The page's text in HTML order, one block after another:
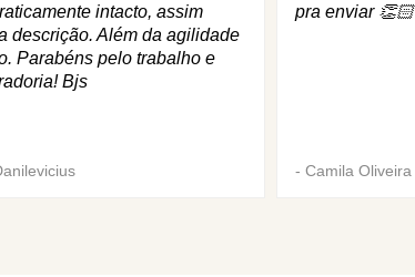
intacto, assim
descrição. Além da agilidade
Parabéns pelo trabalho e
Bjs
pra enviar 👏🏻
- Camila Oliveira